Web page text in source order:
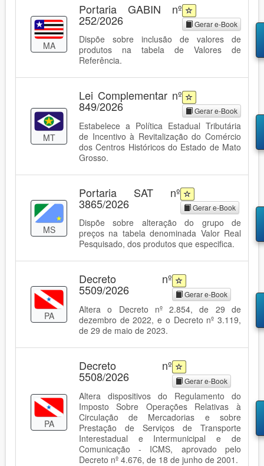
MA
Portaria GABIN nº
252/2026 Gerar e-Book
Dispõe sobre inclusão de valores de
produtos na tabela de Valores de
Referência.
MT
Lei Complementar nº
849/2026 Gerar e-Book
Estabelece a Política Estadual Tributária
de Incentivo à Revitalização do Comércio
dos Centros Históricos do Estado de Mato
Grosso.
MS
Portaria SAT nº
3865/2026 Gerar e-Book
Dispõe sobre alteração do grupo de
preços na tabela denominada Valor Real
Pesquisado, dos produtos que especifica.
PA
Decreto nº
5509/2026 Gerar e-Book
Altera o Decreto nº 2.854, de 29 de
dezembro de 2022, e o Decreto nº 3.119,
de 29 de maio de 2023.
PA
Decreto nº
5508/2026 Gerar e-Book
Altera dispositivos do Regulamento do
Imposto Sobre Operações Relativas à
Circulação de Mercadorias e sobre
Prestação de Serviços de Transporte
Interestadual e Intermunicipal e de
Comunicação - ICMS, aprovado pelo
Decreto nº 4.676, de 18 de junho de 2001.